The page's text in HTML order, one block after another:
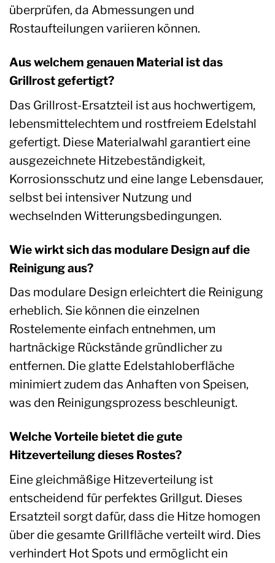
überprüfen, da Abmessungen und
Rostaufteilungen variieren können.
Aus welchem genauen Material ist das
Grillrost gefertigt?
Das Grillrost-Ersatzteil ist aus hochwertigem,
lebensmittelechtem und rostfreiem Edelstahl
gefertigt. Diese Materialwahl garantiert eine
ausgezeichnete Hitzebeständigkeit,
Korrosionsschutz und eine lange Lebensdauer,
selbst bei intensiver Nutzung und
wechselnden Witterungsbedingungen.
Wie wirkt sich das modulare Design auf die
Reinigung aus?
Das modulare Design erleichtert die Reinigung
erheblich. Sie können die einzelnen
Rostelemente einfach entnehmen, um
hartnäckige Rückstände gründlicher zu
entfernen. Die glatte Edelstahloberfläche
minimiert zudem das Anhaften von Speisen,
was den Reinigungsprozess beschleunigt.
Welche Vorteile bietet die gute
Hitzeverteilung dieses Rostes?
Eine gleichmäßige Hitzeverteilung ist
entscheidend für perfektes Grillgut. Dieses
Ersatzteil sorgt dafür, dass die Hitze homogen
über die gesamte Grillfläche verteilt wird. Dies
verhindert Hot Spots und ermöglicht ein